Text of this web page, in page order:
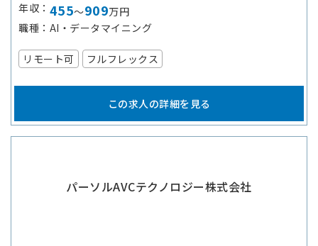
年収
455～909万円
職種
AI・データマイニング
リモート可 フルフレックス
この求人の詳細を見る
パーソルAVCテクノロジー株式会社